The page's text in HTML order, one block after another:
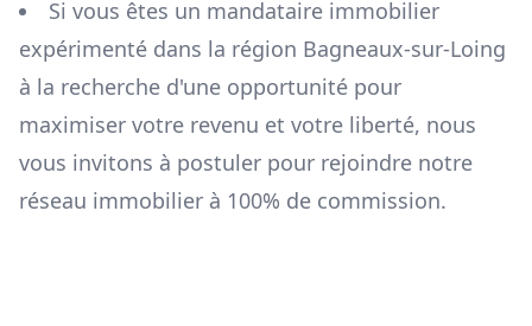
Si vous êtes un mandataire immobilier
expérimenté dans la région Bagneaux-sur-Loing
à la recherche d'une opportunité pour
maximiser votre revenu et votre liberté, nous
vous invitons à postuler pour rejoindre notre
réseau immobilier à 100% de commission.